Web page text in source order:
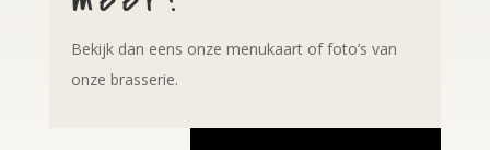
Bekijk dan eens onze menukaart of foto’s van
onze brasserie.